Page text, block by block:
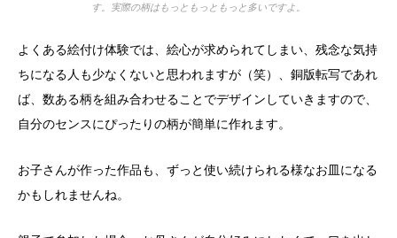
す。実際の柄はもっともっともっと多いですよ。
よくある絵付け体験では、絵心が求められてしまい、残念な気持
ちになる人も少なくないと思われますが（笑）、銅版転写であれ
ば、数ある柄を組み合わせることでデザインしていきますので、
自分のセンスにぴったりの柄が簡単に作れます。
お子さんが作った作品も、ずっと使い続けられる様なお皿になる
かもしれませんね。